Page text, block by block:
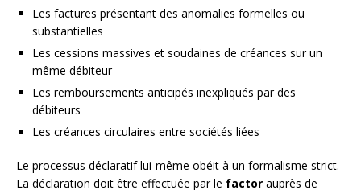
Les factures présentant des anomalies formelles ou
substantielles
Les cessions massives et soudaines de créances sur un
même débiteur
Les remboursements anticipés inexpliqués par des
débiteurs
Les créances circulaires entre sociétés liées
Le processus déclaratif lui-même obéit à un formalisme strict.
La déclaration doit être effectuée par le factor auprès de